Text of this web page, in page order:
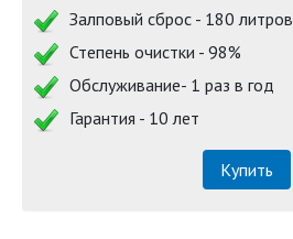
Залповый сброс - 180 литров
Степень очистки - 98%
Обслуживание- 1 раз в год
Гарантия - 10 лет
Купить